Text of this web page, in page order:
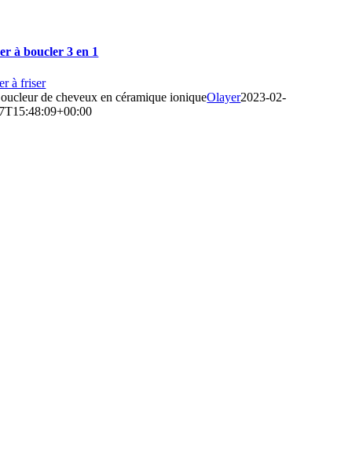
à boucler 3 en 1
à friser
de cheveux en céramique ioniqueOlayer2023-02-